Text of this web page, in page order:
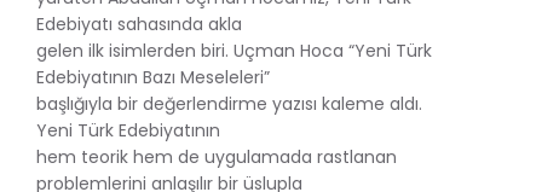
Edebiyatı sahasında akla
gelen ilk isimlerden biri. Uçman Hoca “Yeni Türk
Edebiyatının Bazı Meseleleri”
başlığıyla bir değerlendirme yazısı kaleme aldı.
Yeni Türk Edebiyatının
hem teorik hem de uygulamada rastlanan
problemlerini anlaşılır bir üslupla